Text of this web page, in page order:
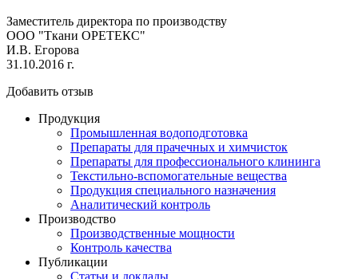
Заместитель директора по производству
ООО "Ткани ОРЕТЕКС"
И.В. Егорова
31.10.2016 г.
Добавить отзыв
Продукция
Промышленная водоподготовка
Препараты для прачечных и химчисток
Препараты для профессионального клининга
Текстильно-вспомогательные вещества
Продукция специального назначения
Аналитический контроль
Производство
Производственные мощности
Контроль качества
Публикации
Статьи и доклады